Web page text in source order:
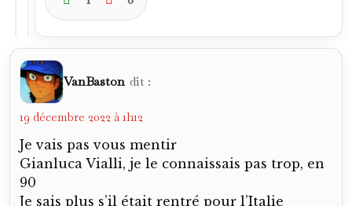
Andiamo, ragazzo
Connectez-vous pour répondre
Verano82 dit :
19 décembre 2022 à 7h17